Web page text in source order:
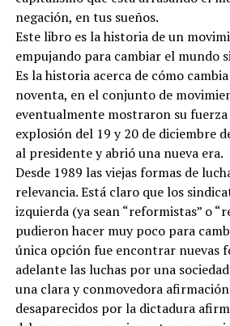
negación, en tus sueños.
Este libro es la historia de un
empujando para cambiar el mundo
Es la historia acerca de cómo
noventa, en el conjunto de
eventualmente mostraron su
explosión del 19 y 20 de diciembre
al presidente y abrió una nueva era.
Desde 1989 las viejas formas de
relevancia. Está claro que los
izquierda (ya sean “reformistas” o
pudieron hacer muy poco para
única opción fue encontrar nuevas
adelante las luchas por una
una clara y conmovedora
desaparecidos por la dictadura